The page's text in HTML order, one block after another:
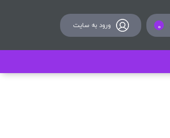
0 ورود به سایت